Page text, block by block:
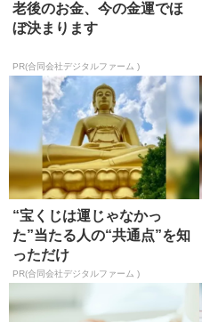
老後のお金、今の金運でほ
ぼ決まります
PR(合同会社デジタルファーム )
“宝くじは運じゃなかっ
た”当たる人の“共通点”を知
っただけ
PR(合同会社デジタルファーム )